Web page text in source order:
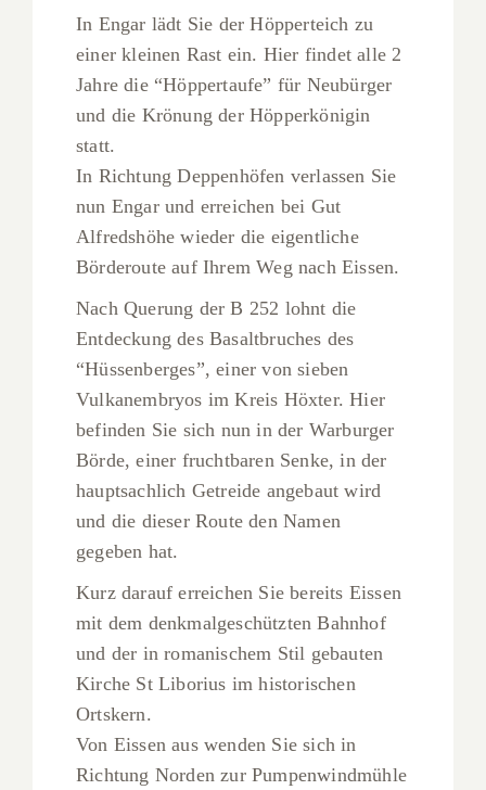
In Engar lädt Sie der Höpperteich zu
einer kleinen Rast ein. Hier findet alle 2
Jahre die “Höppertaufe” für Neubürger
und die Krönung der Höpperkönigin
statt.
In Richtung Deppenhöfen verlassen Sie
nun Engar und erreichen bei Gut
Alfredshöhe wieder die eigentliche
Börderoute auf Ihrem Weg nach Eissen.
Nach Querung der B 252 lohnt die
Entdeckung des Basaltbruches des
“Hüssenberges”, einer von sieben
Vulkanembryos im Kreis Höxter. Hier
befinden Sie sich nun in der Warburger
Börde, einer fruchtbaren Senke, in der
hauptsachlich Getreide angebaut wird
und die dieser Route den Namen
gegeben hat.
Kurz darauf erreichen Sie bereits Eissen
mit dem denkmalgeschützten Bahnhof
und der in romanischem Stil gebauten
Kirche St Liborius im historischen
Ortskern.
Von Eissen aus wenden Sie sich in
Richtung Norden zur Pumpenwindmühle